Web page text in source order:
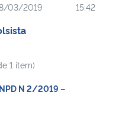
03/2019 15:42
1 item)
N 2/2019 –